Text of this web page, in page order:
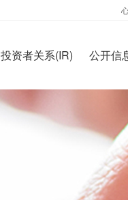
投资者关系(IR) 公开信